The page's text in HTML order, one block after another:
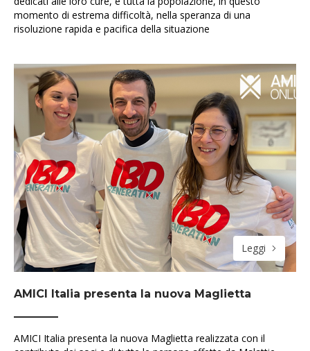
momento di estrema difficoltà, nella speranza di una
risoluzione rapida e pacifica della situazione
Leggi
AMICI Italia presenta la nuova Maglietta
AMICI Italia presenta la nuova Maglietta realizzata con il